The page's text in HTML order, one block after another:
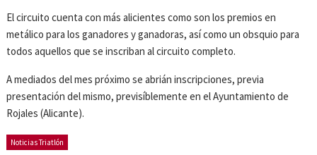
El circuito cuenta con más alicientes como son los premios en
metálico para los ganadores y ganadoras, así como un obsquio para
todos aquellos que se inscriban al circuito completo.
A mediados del mes próximo se abrián inscripciones, previa
presentación del mismo, previsíblemente en el Ayuntamiento de
Rojales (Alicante).
Noticias Triatlón